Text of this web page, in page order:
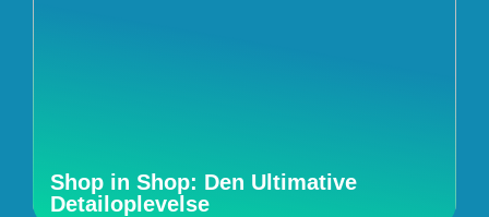
Shop in Shop: Den Ultimative
Detailoplevelse